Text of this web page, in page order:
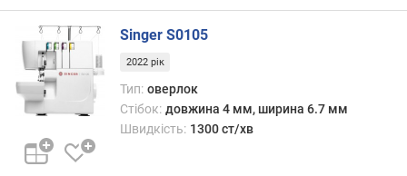
в
)
м
а
л
н
к
Singer S0105
2022 рік
Тип: оверлок
Стібок: довжина 4 мм, ширина 6.7 мм
Швидкість: 1300 ст/хв